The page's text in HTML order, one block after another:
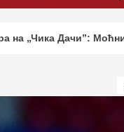
Моћни Сисе и